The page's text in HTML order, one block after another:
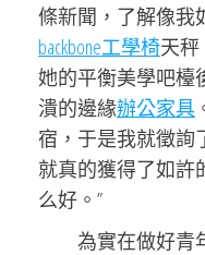
條新聞，了解像我
backbone工學椅天
她的平衡美學吧檯
潰的邊緣辦公家具
宿，于是我就徵詢
就真的獲得了如許
么好。”
為實在做好青